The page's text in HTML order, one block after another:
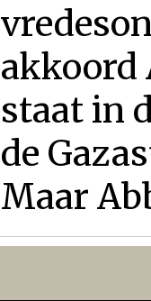
akkoord
staat in
de
Maar